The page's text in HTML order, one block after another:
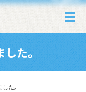
メ
した。
た。